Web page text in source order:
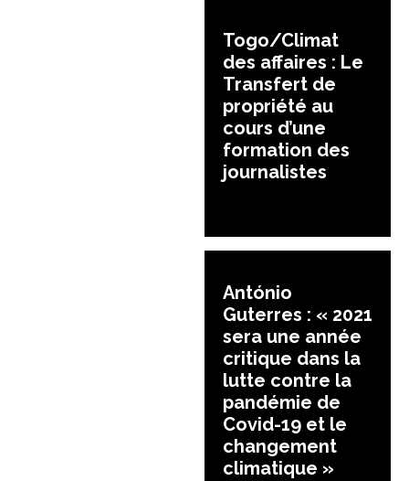
Togo/Climat
des affaires : Le
Transfert de
propriété au
cours d’une
formation des
journalistes
António
Guterres : « 2021
sera une année
critique dans la
lutte contre la
pandémie de
Covid-19 et le
changement
climatique »